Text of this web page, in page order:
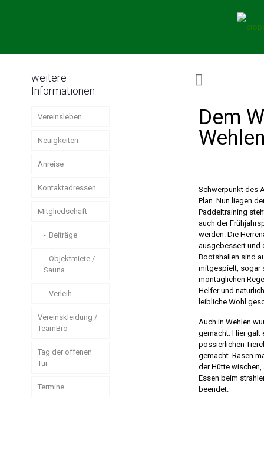
Dem
Schwerpunkt des
Plan. Nun liegen
Paddeltraining
auch der
werden. Die
ausgebessert und
Bootshallen sind
mitgespielt, sogar
montäglichen
Helfer und
leibliche Wohl
Auch in Wehlen
gemacht. Hier galt
possierlichen
gemacht. Rasen
der Hütte wischen,
Essen beim
beendet.
weitere
Informationen
Vereinsleben
Neuigkeiten
Anreise
Kontaktadressen
Mitgliedschaft
Beiträge
Objektmiete /
Sauna
Verleih
Vereinskleidung /
TeamBro
Tag der offenen
Tür
Termine